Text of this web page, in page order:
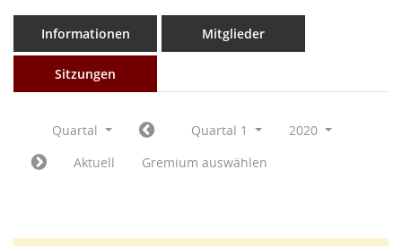
Informationen Mitglieder
Sitzungen
Quartal Quartal 1
2020
Aktuell
Gremium auswählen